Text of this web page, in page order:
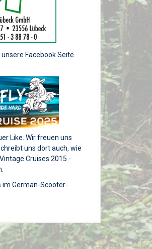
Facebook Seite
Like. Wir freuen uns
uns dort auch, wie
Cruises 2015 -
im German-Scooter-